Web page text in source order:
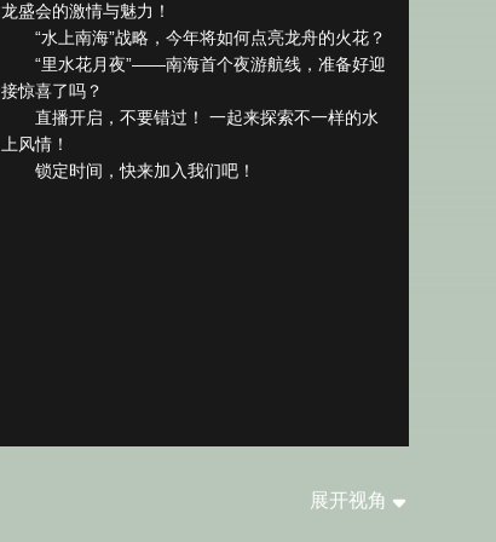
汽车 数智 5G 产业+
天气 才艺
龙盛会的激情与魅力！
“水上南海”战略，今年将如何点亮龙舟的火花？
“里水花月夜”——南海首个夜游航线，准备好迎
接惊喜了吗？
直播开启，不要错过！ 一起来探索不一样的水
上风情！
锁定时间，快来加入我们吧！
展开视角